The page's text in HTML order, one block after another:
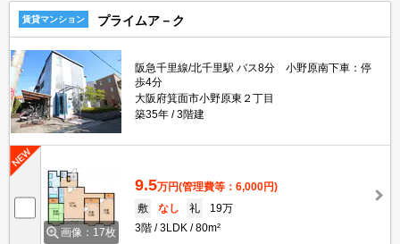
賃貸マンション プライムア－ク
阪急千里線/北千里駅 バス8分 小野原南下車：停
歩4分
大阪府箕面市小野原東２丁目
築35年
3階建
画像：17枚
9.5万円(管理費等：6,000円)
敷
なし 礼
19万
3階
3LDK 80m²